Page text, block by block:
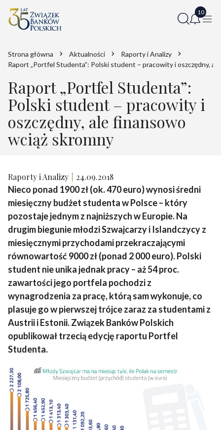
Strona główna Aktualności
Raporty i Analizy
Raport „Portfel Studenta”: Polski student – pracowity i oszczędny,
Raport „Portfel Studenta”:
Polski student – pracowity i
oszczędny, ale finansowo
wciąż skromny
Raporty i Analizy 24.09.2018
Nieco ponad 1900 zł (ok. 470 euro) wynosi średni
miesięczny budżet studenta w Polsce – który
pozostaje jednym z najniższych w Europie. Na
drugim biegunie młodzi Szwajcarzy i Islandczycy z
miesięcznymi przychodami przekraczającymi
równowartość 9000 zł (ponad 2 000 euro). Polski
student nie unika jednak pracy – aż 54 proc.
zawartości jego portfela pochodzi z
wynagrodzenia za pracę, którą sam wykonuje, co
plasuje go w pierwszej trójce zaraz za studentami z
Austrii i Estonii. Związek Banków Polskich
opublikował trzecią edycję raportu Portfel
Studenta.